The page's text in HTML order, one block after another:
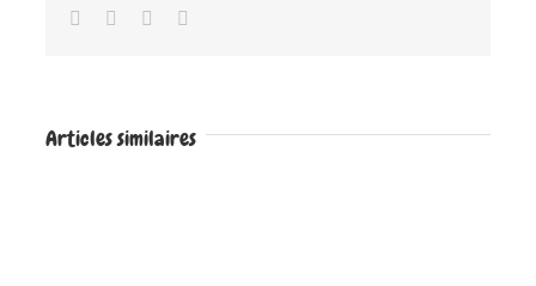
Facebook
TwitterGoogle+
Articles similaires